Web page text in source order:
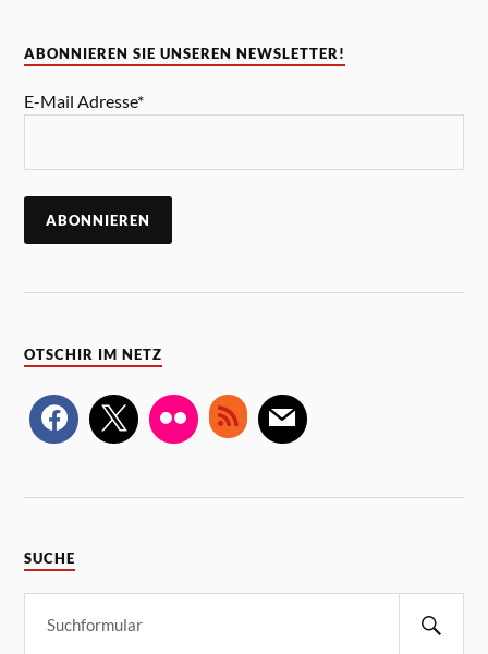
ABONNIEREN SIE UNSEREN NEWSLETTER!
E-Mail Adresse*
OTSCHIR IM NETZ
SUCHE